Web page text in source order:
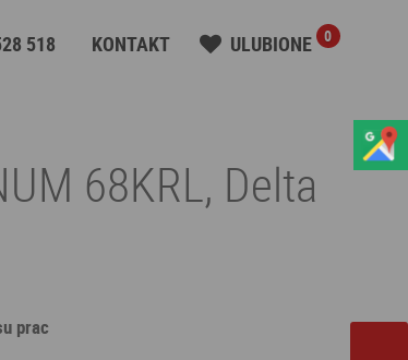
518 KONTAKT ULUBIONE 0
68KRL, Delta
prac